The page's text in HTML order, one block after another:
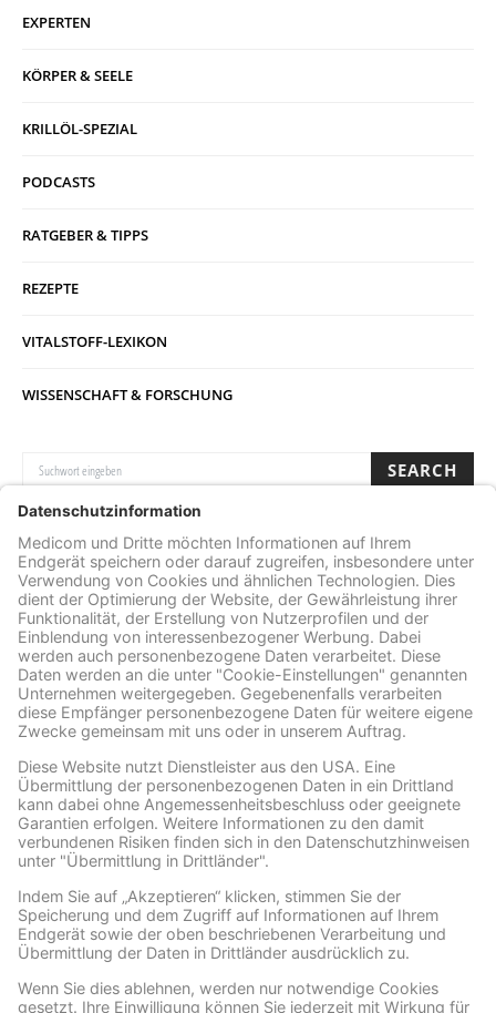
EXPERTEN
KÖRPER & SEELE
KRILLÖL-SPEZIAL
PODCASTS
RATGEBER & TIPPS
REZEPTE
VITALSTOFF-LEXIKON
WISSENSCHAFT & FORSCHUNG
SUCHE NACH: SEARCH
Archiv
ARCHIV
Facebook
Wir benötigen Ihre Zustimmung, um den Facebook
Social Plugins-Service zu laden!
Wir verwenden Facebook Social Plugins, um
Inhalte einzubetten. Dieser Service kann
Daten zu Ihren Aktivitäten sammeln. Bitte
lesen Sie die Details durch und stimmen Sie
der Nutzung des Service zu, um diese